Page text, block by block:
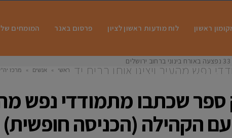
ראשון לוח מודעות ראשון לציון פרסום באנר המומחים של
מהעיר ויציגו אותו בבית יד
ונציגי העירייה ראשי » אנשים »
מרכז
שכתבו מתמודדי נפש
הקהילה (הכניסה חופשית)